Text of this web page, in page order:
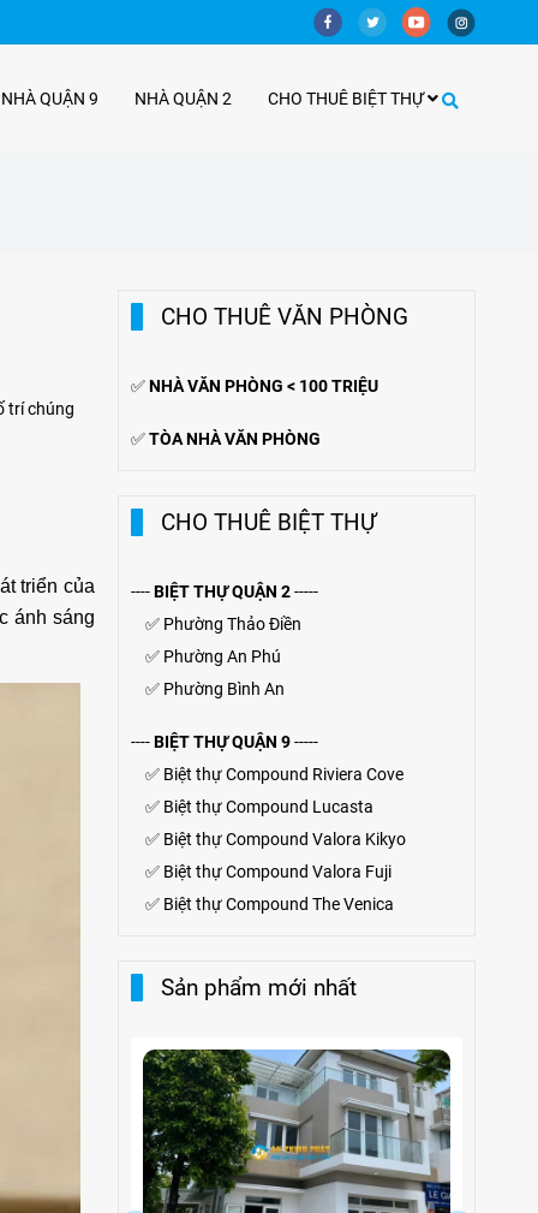
QUẬN 9 NHÀ QUẬN 2 CHO THUÊ BIỆT THỰ
trí chúng
triển của
ánh sáng
CHO THUÊ VĂN PHÒNG
✅NHÀ VĂN PHÒNG < 100 TRIỆU
✅TÒA NHÀ VĂN PHÒNG
CHO THUÊ BIỆT THỰ
----BIỆT THỰ QUẬN 2-----
✅ Phường Thảo Điền
✅ Phường An Phú
✅ Phường Bình An
----BIỆT THỰ QUẬN 9-----
✅ Biệt thự Compound Riviera Cove
✅ Biệt thựCompound Lucasta
✅ Biệt thựCompound Valora Kikyo
✅ Biệt thự Compound Valora Fuji
✅ Biệt thự Compound The Venica
Sản phẩm mới nhất